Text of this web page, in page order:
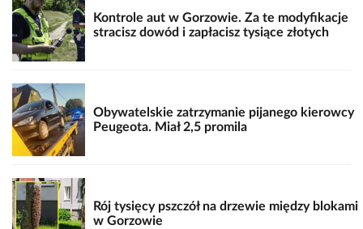
Kontrole aut w Gorzowie. Za te modyfikacje
stracisz dowód i zapłacisz tysiące złotych
Obywatelskie zatrzymanie pijanego kierowcy
Peugeota. Miał 2,5 promila
Rój tysięcy pszczół na drzewie między blokami
w Gorzowie